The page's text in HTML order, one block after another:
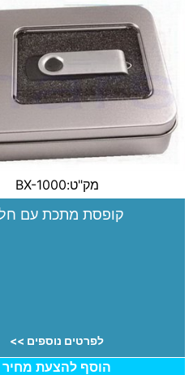
מק"ט:BX-1000
קופסת מתכת עם
לפרטים נוספים >>
הוסף להצעת מחיר